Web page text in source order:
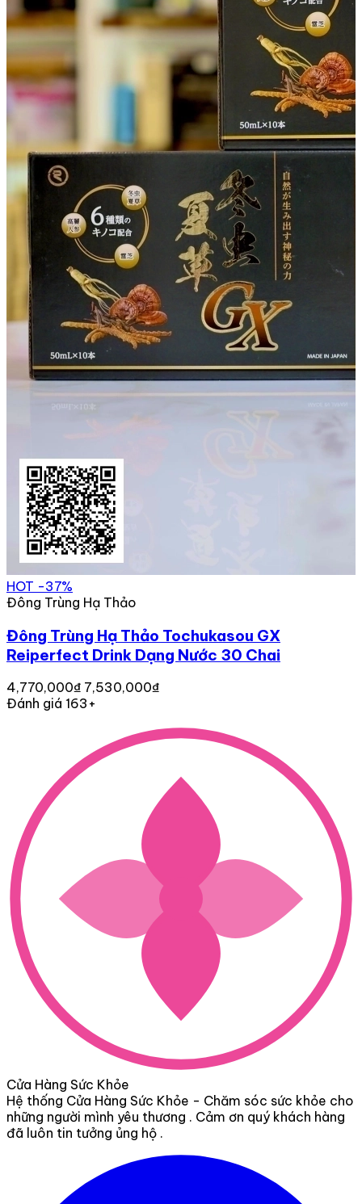
HOT -37%
Đông Trùng Hạ Thảo
Đông Trùng Hạ Thảo Tochukasou GX
Reiperfect Drink Dạng Nước 30 Chai
4,770,000₫ 7,530,000₫
Đánh giá 163+
Cửa Hàng Sức Khỏe
Hệ thống Cửa Hàng Sức Khỏe - Chăm sóc sức khỏe cho
những người mình yêu thương . Cảm ơn quý khách hàng
đã luôn tin tưởng ủng hộ .